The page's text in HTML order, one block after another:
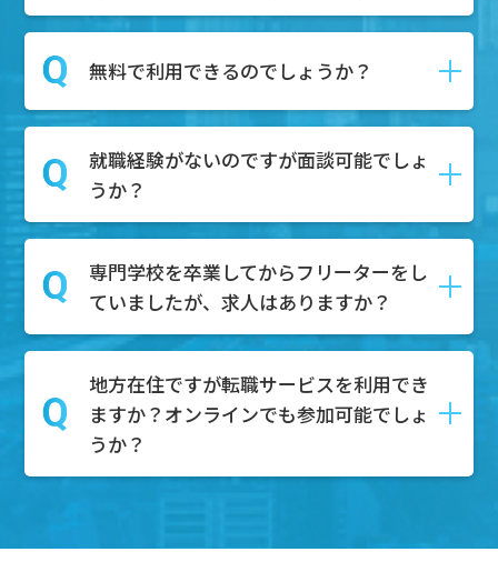
いますので、転職市場での需要はござい
第二新卒とは、一般的に「新卒で就職し
てから１～3年以内の社員」を指し、正社
しての経験が浅い人材を対象にしていま
す。
はい、DYM就職では転職の具体的な予定
相談内容としては、キャリアアップした
い、自分の市場価値を知りたい、給与や
待遇の不満がある、上司や同僚との人間
関係がうまくいかない、などのご相談内
たくさんいらっしゃいます。
ぜひそのようなお悩みもお持ちでしたら
面談にご予約ください。
無料で利用できるのでしょうか？
はい。無料でご利用可能です。
求職者様はDYM就職のエージェントサー
ビスを無料で利用することが可能です。
就職経験がないのですが面談可能でしょ
うか？
もちろん可能でございます。無料相談ボ
タンからご予約いただけましたら、弊社
のキャリアアドバイザーと面談していた
その中で、どのような職業が合うのかを
一緒に考え、一人ひとりにあった求人を
ご紹介させていただき、内定までサポー
専門学校を卒業してからフリーターをし
ていましたが、求人はありますか？
もちろんございます。これまでのご経験
やスキルを活かして、様々な業界で活躍
できる求人がたくさんあります。特に、
フリーターとしての柔軟な対応力やコミ
地方在住ですが転職サービスを利用でき
ますか？オンラインでも参加可能でしょ
うか？